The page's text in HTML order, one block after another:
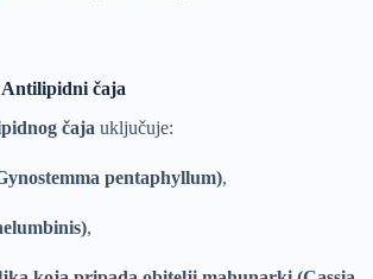
čaja
čaja uključuje:
pentaphyllum),
,